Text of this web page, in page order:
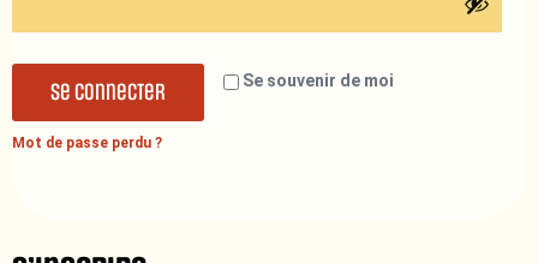
Se souvenir de moi
Se connecter
Mot de passe perdu ?